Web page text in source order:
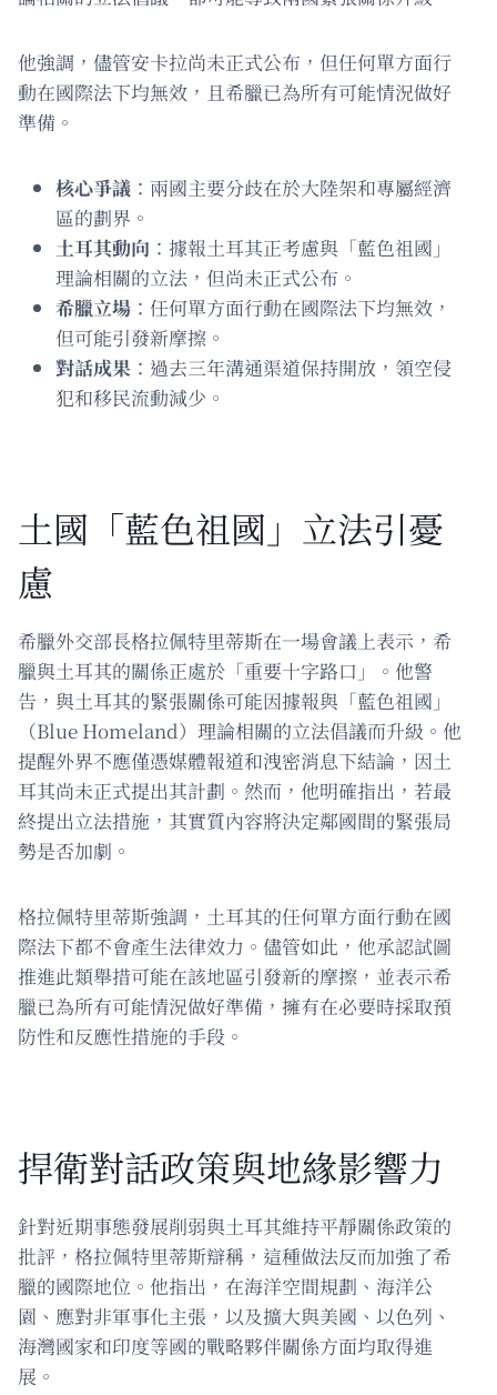
他強調，儘管安卡拉尚未正式公布，但任何單方面行
動在國際法下均無效，且希臘已為所有可能情況做好
準備。
核心爭議 ：兩國主要分歧在於大陸架和專屬經濟
區的劃界。
土耳其動向 ：據報土耳其正考慮與「藍色祖國」
理論相關的立法，但尚未正式公布。
希臘立場 ：任何單方面行動在國際法下均無效，
但可能引發新摩擦。
對話成果 ：過去三年溝通渠道保持開放，領空侵
犯和移民流動減少。
土國「藍色祖國」立法引憂
慮
希臘外交部長格拉佩特里蒂斯在一場會議上表示，希
臘與土耳其的關係正處於「重要十字路口」。他警
告，與土耳其的緊張關係可能因據報與「藍色祖國」
（Blue Homeland）理論相關的立法倡議而升級。他
提醒外界不應僅憑媒體報道和洩密消息下結論，因土
耳其尚未正式提出其計劃。然而，他明確指出，若最
終提出立法措施，其實質內容將決定鄰國間的緊張局
勢是否加劇。
格拉佩特里蒂斯強調，土耳其的任何單方面行動在國
際法下都不會產生法律效力。儘管如此，他承認試圖
推進此類舉措可能在該地區引發新的摩擦，並表示希
臘已為所有可能情況做好準備，擁有在必要時採取預
防性和反應性措施的手段。
捍衛對話政策與地緣影響力
針對近期事態發展削弱與土耳其維持平靜關係政策的
批評，格拉佩特里蒂斯辯稱，這種做法反而加強了希
臘的國際地位。他指出，在海洋空間規劃、海洋公
園、應對非軍事化主張，以及擴大與美國、以色列、
海灣國家和印度等國的戰略夥伴關係方面均取得進
展。